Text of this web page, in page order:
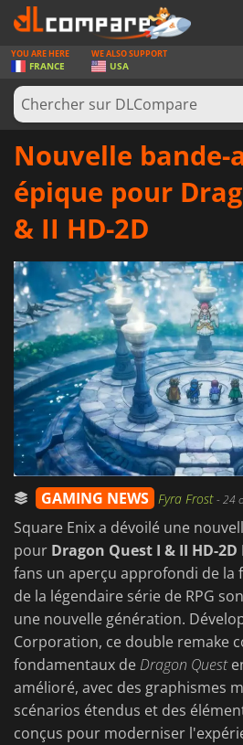
JEUX
CARTES PRÉPAYÉES
LOGICIELS
MATÉRIEL
SE CONNECTER OU S'INSCRIRE
YOU ARE HERE
FRANCE
WE ALSO SUPPORT
USA
Nouvelle bande-
épique pour
& II HD-2D
GAMING NEWS Fyra Frost-24
Square Enix a dévoilé une
pour Dragon Quest I & II HD-2D
fans un aperçu approfondi de la
de la légendaire série de RPG
une nouvelle génération.
Corporation, ce double remake
fondamentaux deDragon Quest
amélioré, avec des graphismes
scénarios étendus et des
conçus pour moderniser